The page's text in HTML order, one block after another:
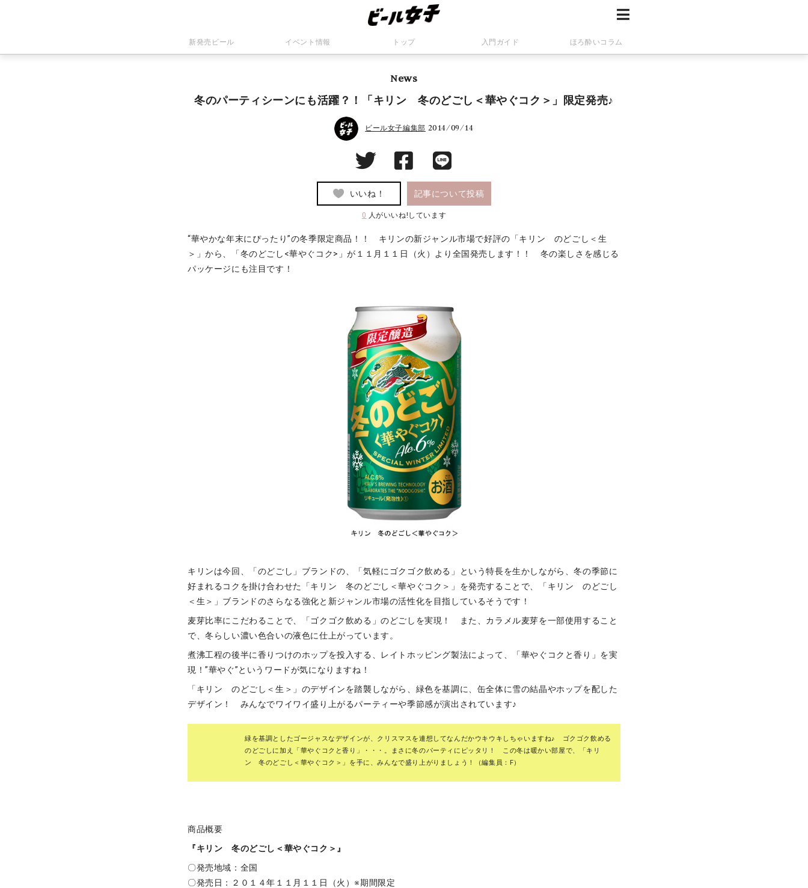
新発売ビール イベント情報 トップ 入門ガイド ほろ酔いコラム
News
冬のパーティシーンにも活躍？！「キリン 冬のどごし＜華やぐコク＞」限定発売♪
ビール女子編集部 2014/09/14
いいね！ 記事について投稿
0 人がいいね!しています
“華やかな年末にぴったり”の冬季限定商品！！ キリンの新ジャンル市場で好評の「キリン のどごし＜生
＞」から、「冬のどごし<華やぐコク>」が１１月１１日（火）より全国発売します！！ 冬の楽しさを感じる
パッケージにも注目です！
キリンは今回、「のどごし」ブランドの、「気軽にゴクゴク飲める」という特長を生かしながら、冬の季節に
好まれるコクを掛け合わせた「キリン 冬のどごし＜華やぐコク＞」を発売することで、「キリン のどごし
＜生＞」ブランドのさらなる強化と新ジャンル市場の活性化を目指しているそうです！
麦芽比率にこだわることで、「ゴクゴク飲める」のどごしを実現！ また、カラメル麦芽を一部使用すること
で、冬らしい濃い色合いの液色に仕上がっています。
煮沸工程の後半に香りつけのホップを投入する、レイトホッピング製法によって、「華やぐコクと香り」を実
現！”華やぐ”というワードが気になりますね！
「キリン のどごし＜生＞」のデザインを踏襲しながら、緑色を基調に、缶全体に雪の結晶やホップを配した
デザイン！ みんなでワイワイ盛り上がるパーティーや季節感が演出されています♪
緑を基調としたゴージャスなデザインが、クリスマスを連想してなんだかウキウキしちゃいますね♪ ゴクゴク飲める
のどごしに加え「華やぐコクと香り」・・・。まさに冬のパーティにピッタリ！ この冬は暖かい部屋で、「キリ
ン 冬のどごし＜華やぐコク＞」を手に、みんなで盛り上がりましょう！（編集員：F）
商品概要
『キリン 冬のどごし＜華やぐコク＞』
〇発売地域：全国
〇発売日：２０１４年１１月１１日（火）※期間限定